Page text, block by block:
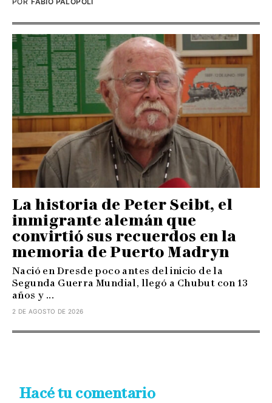
La historia de Peter Seibt, el
inmigrante alemán que
convirtió sus recuerdos en la
memoria de Puerto Madryn
Nació en Dresde poco antes del inicio de la
Segunda Guerra Mundial, llegó a Chubut con 13
años y ...
2 DE AGOSTO DE 2026
Hacé tu comentario